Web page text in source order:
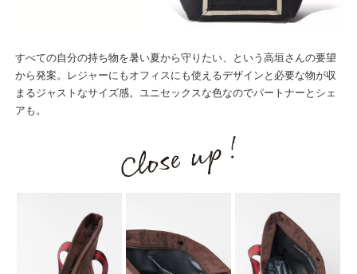
すべての自分の持ち物を暑い夏から守りたい、という高垣さんの要望
から発案。レジャーにもオフィスにも使えるデザインと必要な物が収
まるジャストなサイズ感。ユニセックスな色なのでパートナーとシェ
アも。